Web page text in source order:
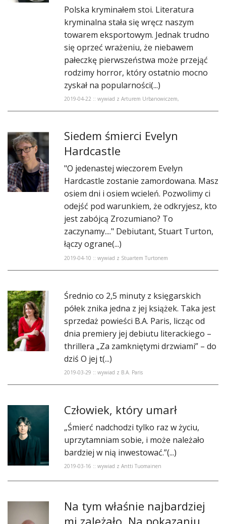
Polska kryminałem stoi. Literatura
kryminalna stała się wręcz naszym
towarem eksportowym. Jednak trudno
się oprzeć wrażeniu, że niebawem
pałeczkę pierwszeństwa może przejąć
rodzimy horror, który ostatnio mocno
zyskał na popularności(...)
2019-04-22 :: wywiad z Arturem Urbanowiczem,
Siedem śmierci Evelyn
Hardcastle
"O jedenastej wieczorem Evelyn
Hardcastle zostanie zamordowana. Masz
osiem dni i osiem wcieleń. Pozwolimy ci
odejść pod warunkiem, że odkryjesz, kto
jest zabójcą Zrozumiano? To
zaczynamy...." Debiutant, Stuart Turton,
łączy ograne(...)
2019-04-10 :: wywiad z Stuartem Turtonem
Średnio co 2,5 minuty z księgarskich
półek znika jedna z jej książek. Taka jest
sprzedaż powieści B.A. Paris, licząc od
dnia premiery jej debiutu literackiego –
thrillera „Za zamkniętymi drzwiami” – do
dziś O jej t(...)
2019-03-29 :: wywiad z B.A. Paris
Człowiek, który umarł
„Śmierć nadchodzi tylko raz w życiu,
uprzytamniam sobie, i może należało
bardziej w nią inwestować.”(...)
2019-03-16 :: wywiad z Antti Tuomainen
​Na tym właśnie najbardziej
mi zależało. Na pokazaniu